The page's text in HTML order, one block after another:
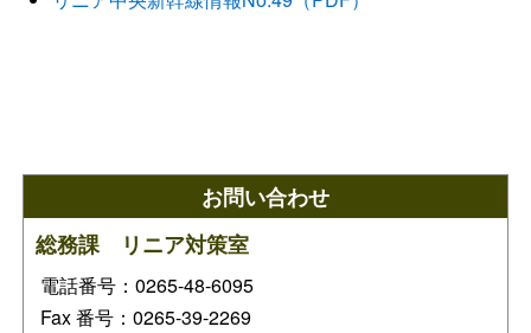
お問い合わせ
総務課 リニア対策室
電話番号：0265-48-6095
Fax 番号：0265-39-2269